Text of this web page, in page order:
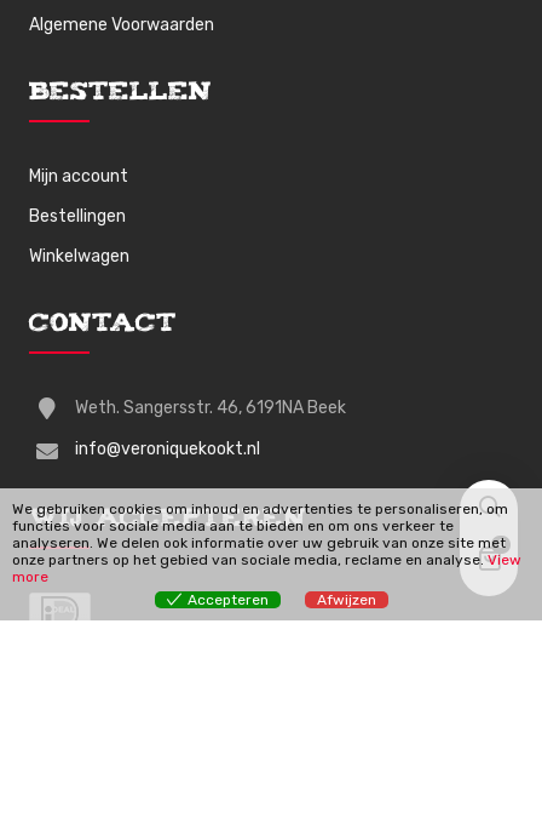
0
Algemene Voorwaarden
Bestellen
Mijn account
Bestellingen
Winkelwagen
Contact
Weth. Sangersstr. 46, 6191NA Beek
info@veroniquekookt.nl
Wij Accepteren
We gebruiken cookies om inhoud en advertenties te personaliseren, om
functies voor sociale media aan te bieden en om ons verkeer te
analyseren. We delen ook informatie over uw gebruik van onze site met
onze partners op het gebied van sociale media, reclame en analyse.View
more
Accepteren
Afwijzen